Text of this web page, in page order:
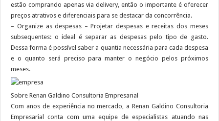
estão comprando apenas via delivery, então o importante é oferecer
preços atrativos e diferenciais para se destacar da concorrência.
– Organize as despesas – Projetar despesas e receitas dos meses
subsequentes: o ideal é separar as despesas pelo tipo de gasto.
Dessa forma é possível saber a quantia necessária para cada despesa
e o quanto será preciso para manter o negócio pelos próximos
meses.
Sobre Renan Galdino Consultoria Empresarial
Com anos de experiência no mercado, a Renan Galdino Consultoria
Empresarial conta com uma equipe de especialistas atuando nas